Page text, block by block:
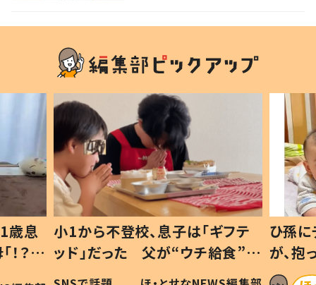
歳息
？」
小1から不登校、息子は「ギフテ
ッド」だった 父が“ウチ給食”を
作り続ける理由とは #令和の親
ひ孫
が、
「涙が